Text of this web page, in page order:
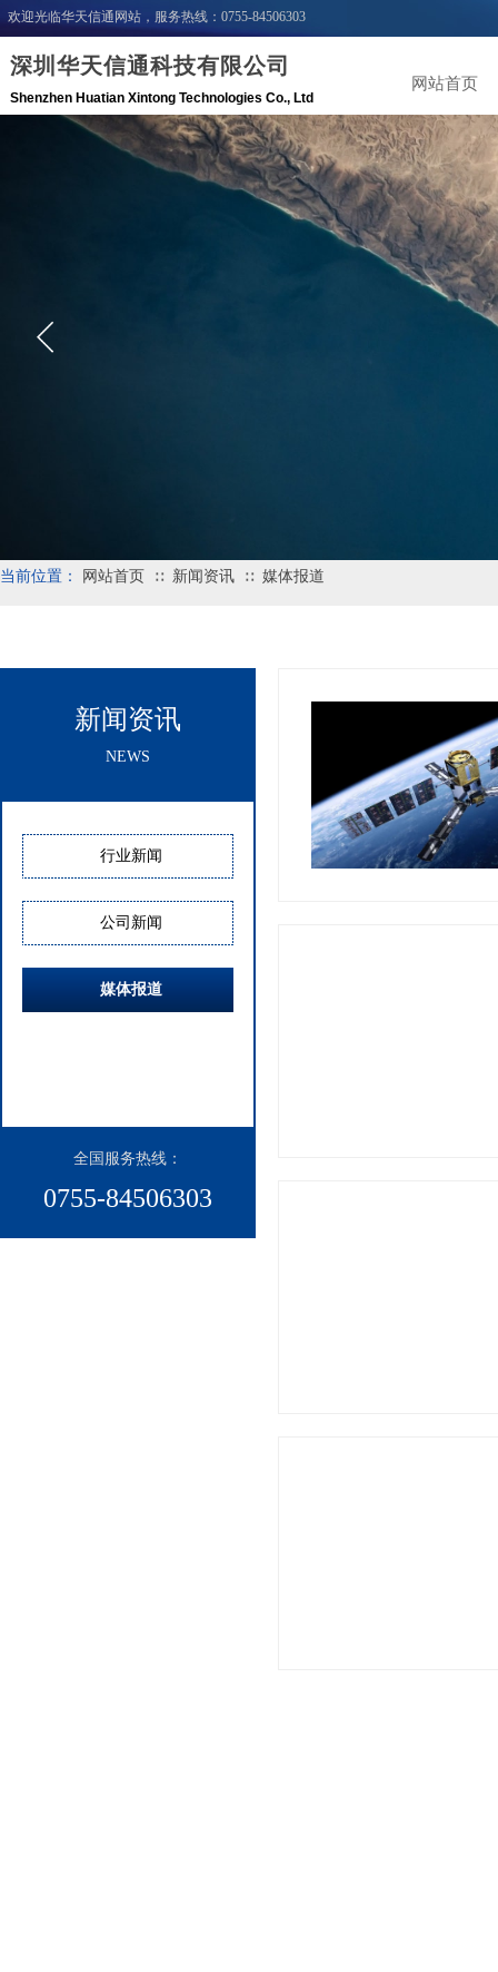
欢迎光临华天信通网站，服务热线：0755-84506303
深圳华天信通科技有限公司
Shenzhen Huatian Xintong Technologies Co., Ltd
网站首页
当前位置： 网站首页 ∷ 新闻资讯 ∷ 媒体报道
NEWS
0755-84506303
行业新闻
公司新闻
媒体报道
全国服务热线：​
新闻资讯